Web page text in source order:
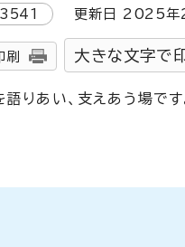
更新日 2025年
刷 大きな文字で
りあい、支えあう場です